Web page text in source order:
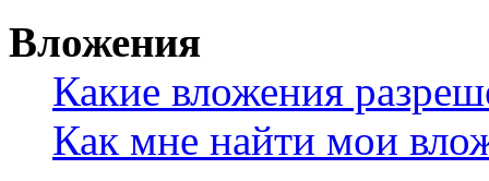
Вложения
Какие вложения
Как мне найти мои